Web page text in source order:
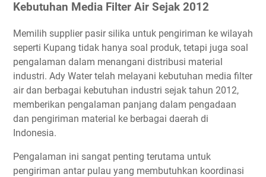
Kebutuhan Media Filter Air Sejak 2012
Memilih supplier pasir silika untuk pengiriman ke wilayah
seperti Kupang tidak hanya soal produk, tetapi juga soal
pengalaman dalam menangani distribusi material
industri. Ady Water telah melayani kebutuhan media filter
air dan berbagai kebutuhan industri sejak tahun 2012,
memberikan pengalaman panjang dalam pengadaan
dan pengiriman material ke berbagai daerah di
Indonesia.
Pengalaman ini sangat penting terutama untuk
pengiriman antar pulau yang membutuhkan koordinasi